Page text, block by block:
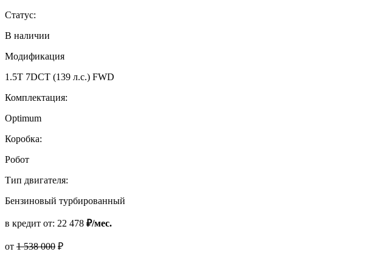
Статус:
В наличии
Модификация
1.5T 7DCT (139 л.с.) FWD
Комплектация:
Optimum
Коробка:
Робот
Тип двигателя:
Бензиновый турбированный
в кредит от: 22 478 ₽/мес.
от 1 538 000 ₽